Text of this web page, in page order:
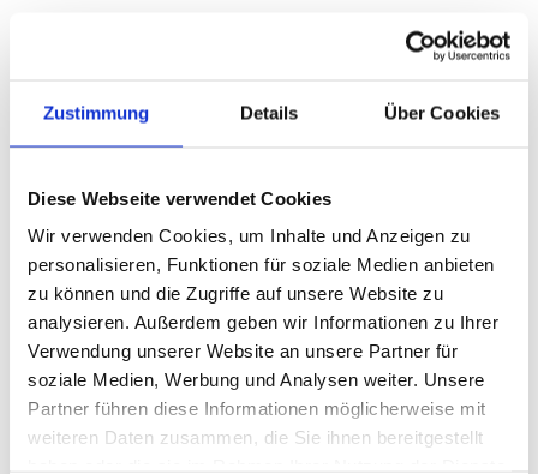
Zustimmung Details Über Cookies
Diese Webseite verwendet Cookies
Wir verwenden Cookies, um Inhalte und Anzeigen zu
personalisieren, Funktionen für soziale Medien anbieten
zu können und die Zugriffe auf unsere Website zu
analysieren. Außerdem geben wir Informationen zu Ihrer
Verwendung unserer Website an unsere Partner für
soziale Medien, Werbung und Analysen weiter. Unsere
Partner führen diese Informationen möglicherweise mit
weiteren Daten zusammen, die Sie ihnen bereitgestellt
25m Standardpistole –
Platz Name, Vorname
Ges
1
Koch Michael 441.0
Bogen WA Halle Recurve
– Herren
am: 24.11.2024
Platz Name, Vorname
Total